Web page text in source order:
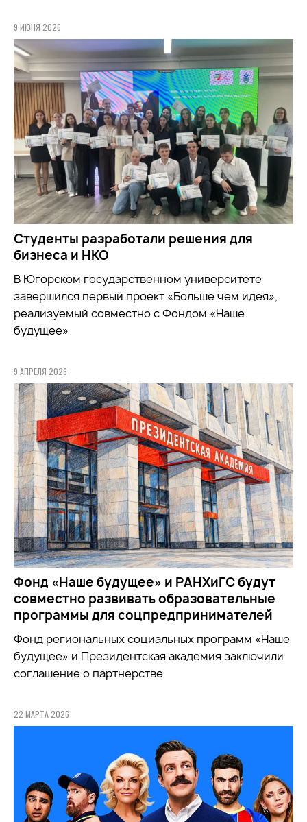
9 ИЮНЯ 2026
Студенты разработали решения для
бизнеса и НКО
В Югорском государственном университете
завершился первый проект «Больше чем идея»,
реализуемый совместно с Фондом «Наше
будущее»
9 АПРЕЛЯ 2026
Фонд «Наше будущее» и РАНХиГС будут
совместно развивать образовательные
программы для соцпредпринимателей
Фонд региональных социальных программ «Наше
будущее» и Президентская академия заключили
соглашение о партнерстве
22 МАРТА 2026